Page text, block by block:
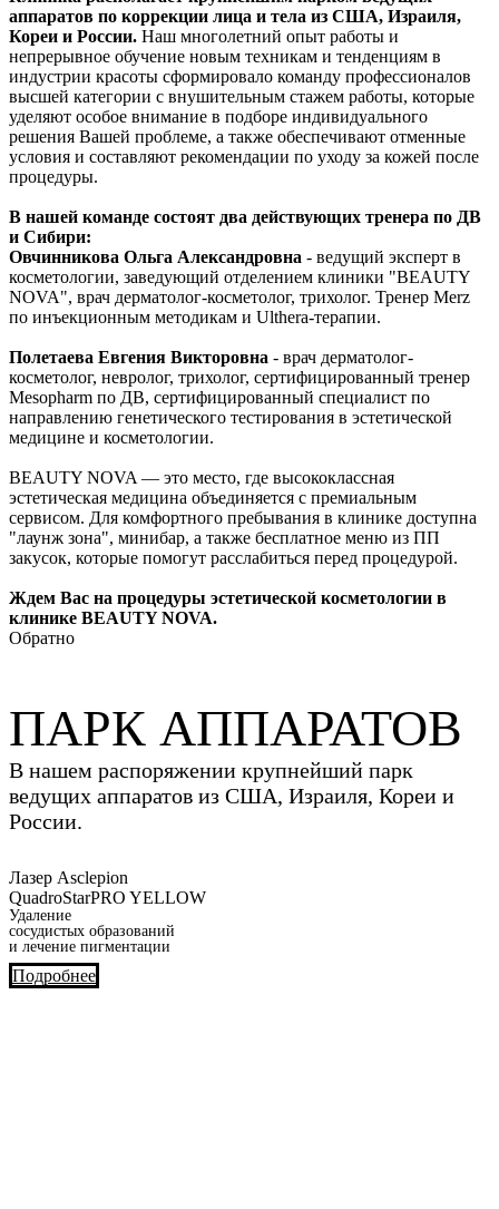
аппаратов по коррекции лица и тела из США, Израиля,
Кореи и России. Наш многолетний опыт работы и
непрерывное обучение новым техникам и тенденциям в
индустрии красоты сформировало команду профессионалов
высшей категории с внушительным стажем работы, которые
уделяют особое внимание в подборе индивидуального
решения Вашей проблеме, а также обеспечивают отменные
условия и составляют рекомендации по уходу за кожей после
процедуры.
В нашей команде состоят два действующих тренера по ДВ
и Сибири:
Овчинникова Ольга Александровна - ведущий эксперт в
косметологии, заведующий отделением клиники "BEAUTY
NOVA", врач дерматолог-косметолог, трихолог. Тренер Merz
по инъекционным методикам и Ulthera-терапии.
Полетаева Евгения Викторовна - врач дерматолог-
косметолог, невролог, трихолог, сертифицированный тренер
Mesopharm по ДВ, сертифицированный специалист по
направлению генетического тестирования в эстетической
медицине и косметологии.
BEAUTY NOVA — это место, где высококлассная
эстетическая медицина объединяется с премиальным
сервисом. Для комфортного пребывания в клинике доступна
"лаунж зона", минибар, а также бесплатное меню из ПП
закусок, которые помогут расслабиться перед процедурой.
Ждем Вас на процедуры эстетической косметологии в
клинике BEAUTY NOVA.
Обратно
ПАРК АППАРАТОВ
В нашем распоряжении крупнейший парк
ведущих аппаратов из США, Израиля, Кореи и
России.
Лазер Asclepion
QuadroStarPRO YELLOW
Удаление
сосудистых образований
и лечение пигментации
Подробнее